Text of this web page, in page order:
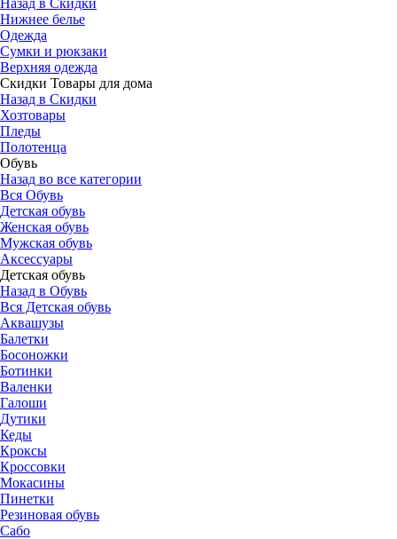
Назад в Скидки
Нижнее белье
Одежда
Сумки и рюкзаки
Верхняя одежда
Скидки Товары для дома
Назад в Скидки
Хозтовары
Пледы
Полотенца
Обувь
Назад во все категории
Вся Обувь
Детская обувь
Женская обувь
Мужская обувь
Аксессуары
Детская обувь
Назад в Обувь
Вся Детская обувь
Аквашузы
Балетки
Босоножки
Ботинки
Валенки
Галоши
Дутики
Кеды
Кроксы
Кроссовки
Мокасины
Пинетки
Резиновая обувь
Сабо